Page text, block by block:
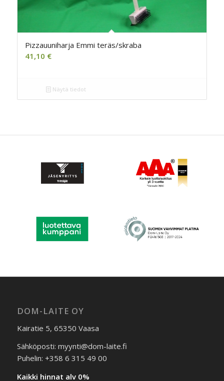
Pizzauuniharja Emmi teräs/skraba
41,10 €
Näytä tiedot
DOM-LAITE OY
Kairatie 5, 65350 Vaasa
Sähköposti: myynti@dom-laite.fi
Puhelin: +358 6 315 49 00
Kaikki hinnat alv 0%